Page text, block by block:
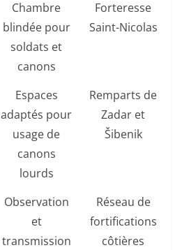
Chambre
blindée pour
soldats et
canons
Forteresse
Saint-Nicolas
Espaces
adaptés pour
usage de
canons
lourds
Remparts de
Zadar et
Šibenik
Observation
et
transmission
Réseau de
fortifications
côtières